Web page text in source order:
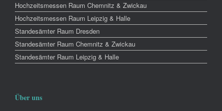
Hochzeitsmessen Raum Chemnitz & Zwickau
Hochzeitsmessen Raum Leipzig & Halle
Standesämter Raum Dresden
Standesämter Raum Chemnitz & Zwickau
Standesämter Raum Leipzig & Halle
Über uns